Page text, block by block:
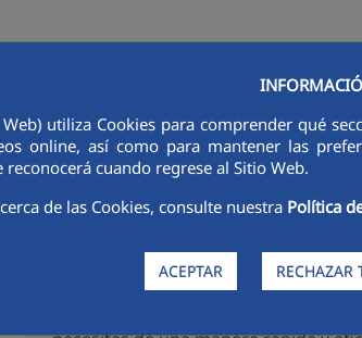
utiliza Cookies para comprender qué
online, así como para mantener las
cuando regrese al Sitio Web.
de las Cookies, consulte nuestra Política
ACEPTAR RECHAZAR
ANALISTAS E INVERSORES INNOVACIÓN
Bienvenido al
al Ciudadano